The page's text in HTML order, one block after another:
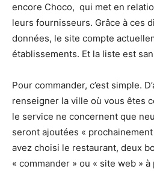
encore Choco, qui met en
leurs fournisseurs. Grâce à ces
données, le site compte
établissements. Et la liste est
Pour commander, c’est simple.
renseigner la ville où vous êtes
le service ne concernent que
seront ajoutées «
avez choisi le restaurant, deux
« commander » ou « site web »